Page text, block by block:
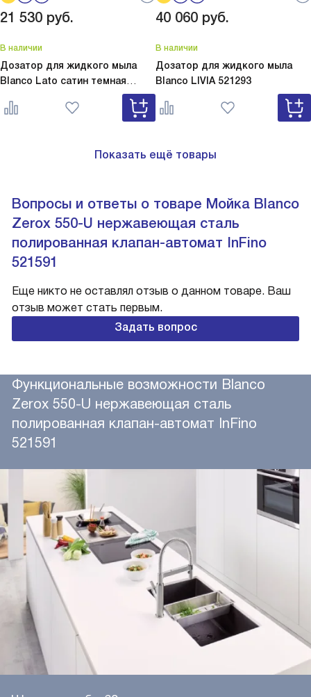
21 530 руб.
В наличии
Дозатор для жидкого мыла
Blanco Lato сатин темная
Lato сатин темная сталь
527743
40 060 руб.
В наличии
Дозатор для жидкого мыла
Blanco LIVIA 521293
Показать ещё товары
Вопросы и ответы о товаре Мойка Blanco
Zerox 550-U нержавеющая сталь
полированная клапан-автомат InFino
521591
Еще никто не оставлял отзыв о данном товаре. Ваш
отзыв может стать первым.
Задать вопрос
Функциональные возможности Blanco
Zerox 550-U нержавеющая сталь
полированная клапан-автомат InFino
521591